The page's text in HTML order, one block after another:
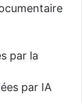
par la
par IA